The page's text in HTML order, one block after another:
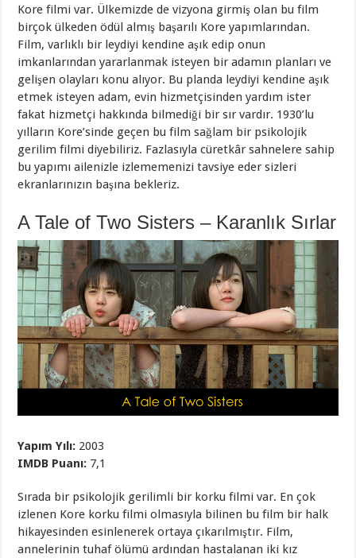
Kore filmi var. Ülkemizde de vizyona girmiş olan bu film
birçok ülkeden ödül almış başarılı Kore yapımlarından.
Film, varlıklı bir leydiyi kendine aşık edip onun
imkanlarından yararlanmak isteyen bir adamın planları ve
gelişen olayları konu alıyor. Bu planda leydiyi kendine aşık
etmek isteyen adam, evin hizmetçisinden yardım ister
fakat hizmetçi hakkında bilmediği bir sır vardır. 1930’lu
yılların Kore’sinde geçen bu film sağlam bir psikolojik
gerilim filmi diyebiliriz. Fazlasıyla cüretkâr sahnelere sahip
bu yapımı ailenizle izlememenizi tavsiye eder sizleri
ekranlarınızın başına bekleriz.
A Tale of Two Sisters – Karanlık Sırlar
Yapım Yılı: 2003
IMDB Puanı: 7,1
Sırada bir psikolojik gerilimli bir korku filmi var. En çok
izlenen Kore korku filmi olmasıyla bilinen bu film bir halk
hikayesinden esinlenerek ortaya çıkarılmıştır. Film,
annelerinin tuhaf ölümü ardından hastalanan iki kız